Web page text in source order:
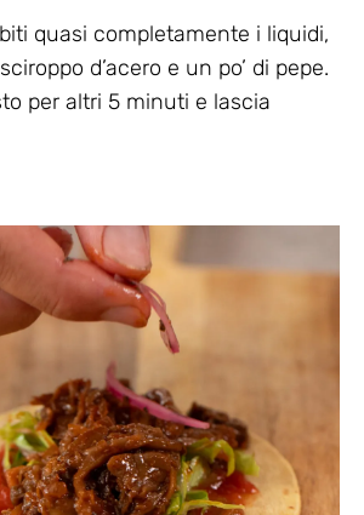
quasi completamente i liquidi,
d’acero e un po’ di pepe.
per altri 5 minuti e lascia